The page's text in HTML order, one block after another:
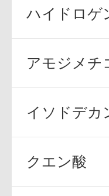
ハイドロゲ
アモジメチ
イソドデカ
クエン酸